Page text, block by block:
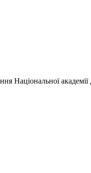
Національної